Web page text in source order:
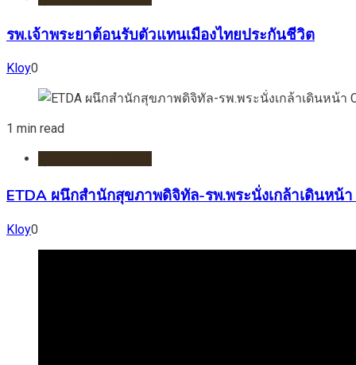
รพ.เจ้าพระยาต้อนรับตัวแทนเมืองไทยประกันชีวิต
Kloy0
1 min read
ETDA ผนึกสำนักสุขภาพดิจิทัล-รพ.พระนั่งเกล้าเดินห
Kloy0